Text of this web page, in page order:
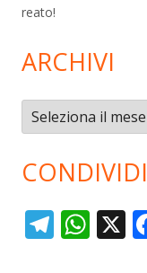
reato!
ARCHIVI
Archivi
CONDIVIDI
T W X